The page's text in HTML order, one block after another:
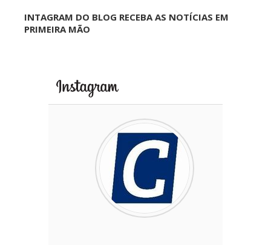
INTAGRAM DO BLOG RECEBA AS NOTÍCIAS EM
PRIMEIRA MÃO